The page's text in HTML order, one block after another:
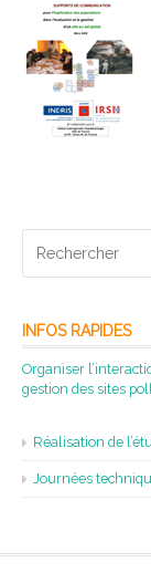
INFOS RAPIDES
Organiser
gestion des sites
Réalisation de
Journées